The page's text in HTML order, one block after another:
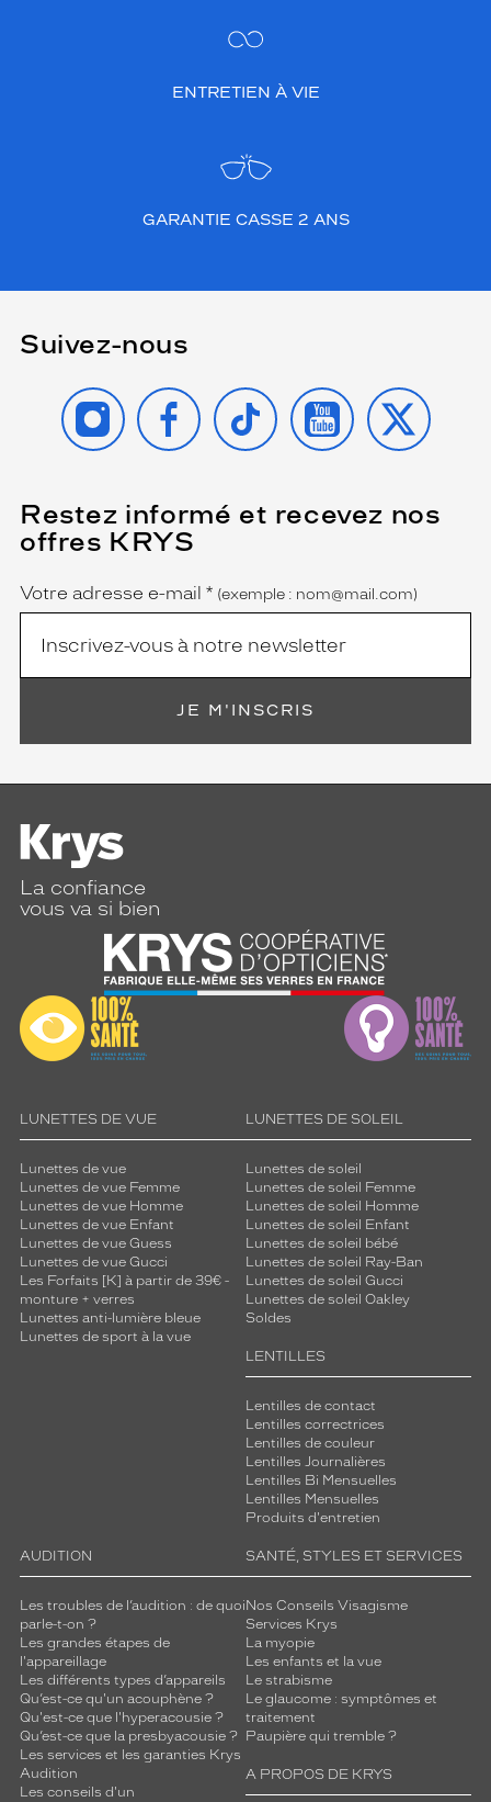
ENTRETIEN À VIE
GARANTIE CASSE 2 ANS
Suivez-nous
INSTAGRAMFACEBOOK
TIKTOK YOUTUBE
X
Restez informé et recevez nos
offres KRYS
Name
Votre adresse e-mail *
(Ce
champ
est
(exemple : nom@mail.com)
JE M'INSCRIS
La confiance
vous va si bien
LUNETTES DE VUE
Lunettes de vue
Lunettes de vue Femme
Lunettes de vue Homme
Lunettes de vue Enfant
Lunettes de vue Guess
Lunettes de vue Gucci
Les Forfaits [K] à partir de 39€ -
monture + verres
Lunettes anti-lumière bleue
Lunettes de sport à la vue
LUNETTES DE SOLEIL
Lunettes de soleil
Lunettes de soleil Femme
Lunettes de soleil Homme
Lunettes de soleil Enfant
Lunettes de soleil bébé
Lunettes de soleil Ray-Ban
Lunettes de soleil Gucci
Lunettes de soleil Oakley
Soldes
LENTILLES
Lentilles de contact
Lentilles correctrices
Lentilles de couleur
Lentilles Journalières
Lentilles Bi Mensuelles
Lentilles Mensuelles
Produits d'entretien
AUDITION
Les troubles de l’audition : de quoi
parle-t-on ?
Les grandes étapes de
l'appareillage
Les différents types d’appareils
Qu’est-ce qu'un acouphène ?
Qu'est-ce que l'hyperacousie ?
Qu’est-ce que la presbyacousie ?
Les services et les garanties Krys
Audition
Les conseils d'un
SANTÉ, STYLES ET SERVICES
Nos Conseils Visagisme
Services Krys
La myopie
Les enfants et la vue
Le strabisme
Le glaucome : symptômes et
traitement
Paupière qui tremble ?
A PROPOS DE KRYS